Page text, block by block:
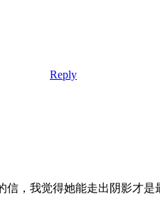
Reply
信，我觉得她能走出阴影才